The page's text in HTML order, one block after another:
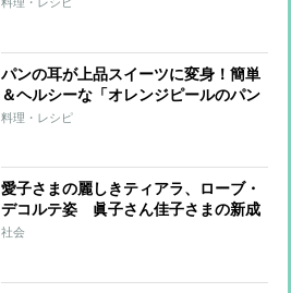
パンの耳が上品スイーツに変身！簡単
＆ヘルシーな「オレンジピールのパン
プディング」
料理・レシピ
愛子さまの麗しきティアラ、ローブ・
デコルテ姿 眞子さん佳子さまの新成
人ドレス姿や秘話も
社会